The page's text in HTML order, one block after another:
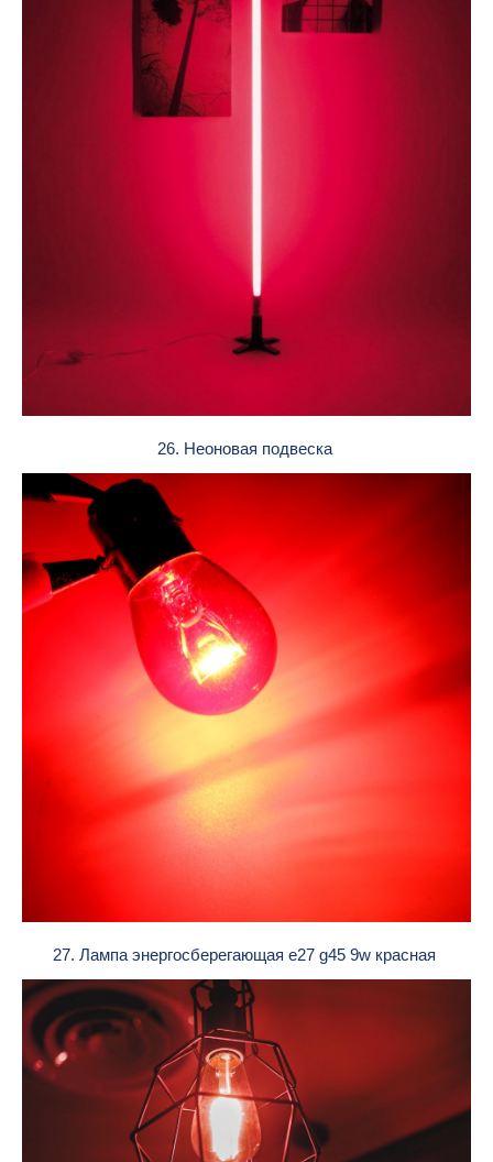
26. Неоновая подвеска
27. Лампа энергосберегающая e27 g45 9w красная